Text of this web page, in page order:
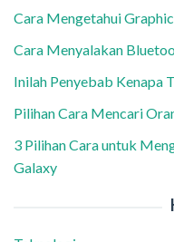
Cara Mengetahui
Cara Menyalakan
Inilah Penyebab Kenapa
Pilihan Cara Mencari
3 Pilihan Cara untuk
Galaxy